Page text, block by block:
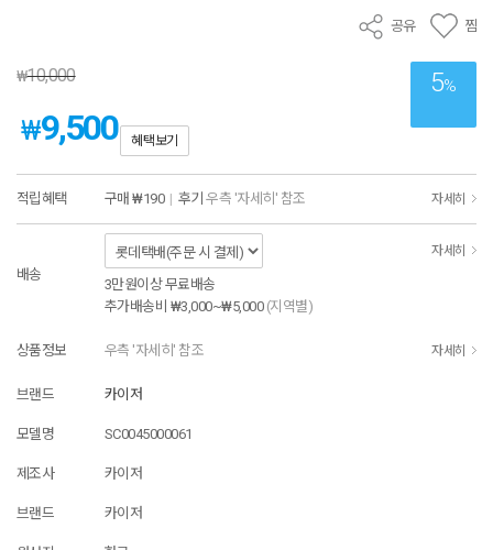
공유 찜
5%
₩10,000
₩9,500 혜택보기
적립혜택 구매 ₩190 | 후기 우측 '자세히' 참조 자세히
배송
자세히
3만원이상 무료배송
추가배송비 ₩3,000~₩5,000 (지역별)
상품정보 우측 '자세히' 참조 자세히
브랜드 카이저
모델명 SC0045000061
제조사 카이저
브랜드 카이저